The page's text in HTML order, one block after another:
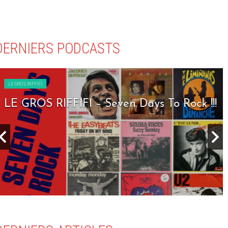
PODCASTS
LE GROS RIFFIFI
LE GROS RIFFIFI – Seven Days To Rock !!!